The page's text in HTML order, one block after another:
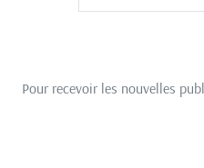
Pour recevoir les nouvelles